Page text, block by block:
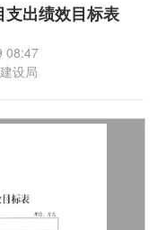
出绩效目标表
08:47
设局